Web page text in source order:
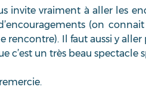
invite vraiment à aller les
(on
rencontre). Il faut aussi y
c’est un très beau